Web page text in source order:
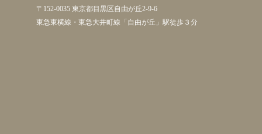
〒152-0035 東京都目黒区自由が丘2-9-6
東急東横線・東急大井町線「自由が丘」駅徒歩３分